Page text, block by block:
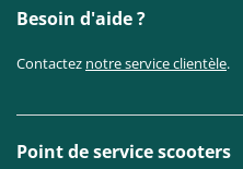
Besoin d'aide ?
Contactez notre service clientèle.
Point de service scooters